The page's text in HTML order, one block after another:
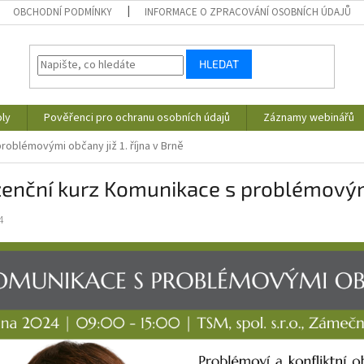
OBCHODNÍ PODMÍNKY INFORMACE O ZPRACOVÁNÍ OSOBNÍCH ÚDAJŮ
HLEDAT
Pověřenci pro ochranu osobních údajů
Záznamy webinářů
občany již 1. října v Brně
kurz Komunikace s